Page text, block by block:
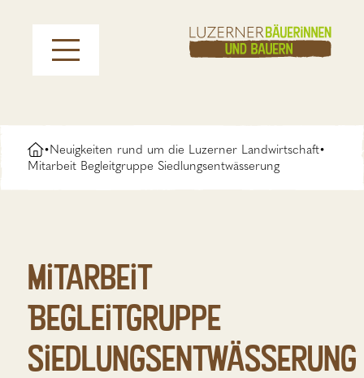
•Neuigkeiten rund um die Luzerner Landwirtschaft•
Mitarbeit Begleitgruppe Siedlungsentwässerung
Mitarbeit
Begleitgruppe
Siedlungsentwässerung